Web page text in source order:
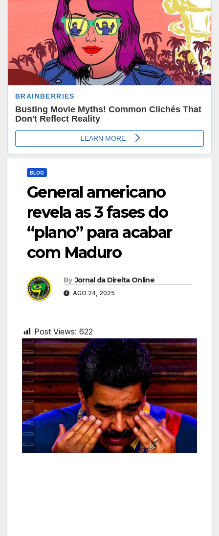
BLOG
General americano
revela as 3 fases do
“plano” para acabar
com Maduro
By Jornal da Direita Online
AGO 24, 2025
Post Views: 622